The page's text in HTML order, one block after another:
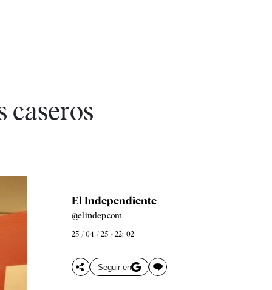
caseros
El Independiente
@elindepcom
25 / 04 / 25 - 22: 02
Seguir en